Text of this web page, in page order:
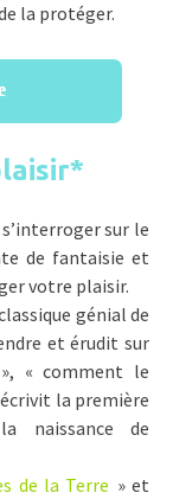
la protéger.
*
sur le
de fantaisie et
votre plaisir.
génial de
et érudit sur
« comment le
la première
naissance de
de la Terre » et